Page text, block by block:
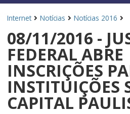
Internet Notícias Notícias 2016
08/11/2016 -
FEDERAL ABRE
INSCRIÇÕES
INSTITUIÇÕES
CAPITAL